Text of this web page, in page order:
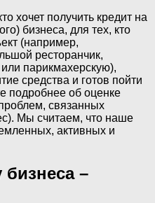
хочет получить кредит на
бизнеса, для тех, кто
(например,
ресторанчик,
парикмахерскую),
средства и готов пойти
подробнее об оценке
связанных
Мы считаем, что наше
активных и
бизнеса –